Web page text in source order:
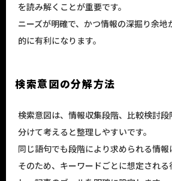
を読み解くことが重要です。
ニーズが明確で、かつ情報の深掘り余地
的に有利になります。
検索意図の分解方法
検索意図は、情報収集段階、比較検討
分けて考えると整理しやすいです。
同じ語句でも段階により求められる情報
そのため、キーワードごとに想定され